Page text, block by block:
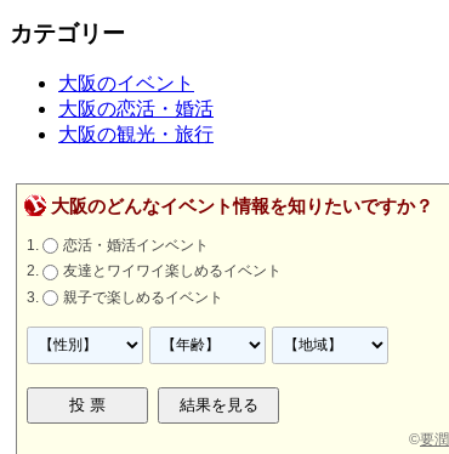
カテゴリー
大阪のイベント
大阪の恋活・婚活
大阪の観光・旅行
大阪のどんなイベント情報を知りたいですか？
恋活・婚活インベント
友達とワイワイ楽しめるイベント
親子で楽しめるイベント
©要潤